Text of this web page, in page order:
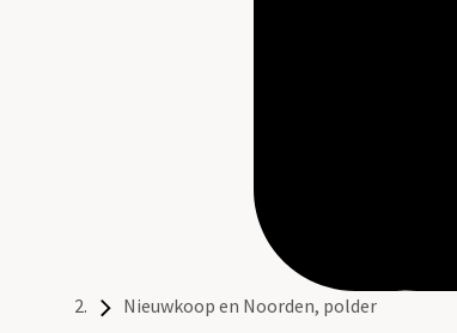
Nieuwkoop en Noorden, polder